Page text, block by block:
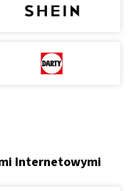
Internetowymi